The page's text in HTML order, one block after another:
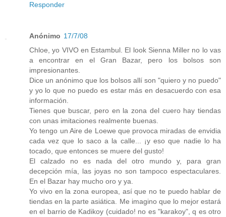
Responder
Anónimo 17/7/08
Chloe, yo VIVO en Estambul. El look Sienna Miller no lo vas
a encontrar en el Gran Bazar, pero los bolsos son
impresionantes.
Dice un anónimo que los bolsos allí son "quiero y no puedo"
y yo lo que no puedo es estar más en desacuerdo con esa
información.
Tienes que buscar, pero en la zona del cuero hay tiendas
con unas imitaciones realmente buenas.
Yo tengo un Aire de Loewe que provoca miradas de envidia
cada vez que lo saco a la calle... ¡y eso que nadie lo ha
tocado, que entonces se muere del gusto!
El calzado no es nada del otro mundo y, para gran
decepción mía, las joyas no son tampoco espectaculares.
En el Bazar hay mucho oro y ya.
Yo vivo en la zona europea, así que no te puedo hablar de
tiendas en la parte asiática. Me imagino que lo mejor estará
en el barrio de Kadikoy (cuidado! no es "karakoy", q es otro